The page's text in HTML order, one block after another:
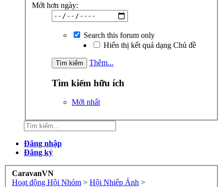
Mới hơn ngày:
Search this forum only
Hiển thị kết quả dạng Chủ đề
Thêm...
Tìm kiếm hữu ích
Mới nhất
Đăng nhập
Đăng ký
CaravanVN
Hoạt động Hội Nhóm > Hội Nhiếp Ảnh >